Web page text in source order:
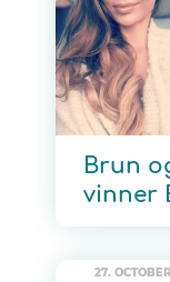
Brun
vinner
27.